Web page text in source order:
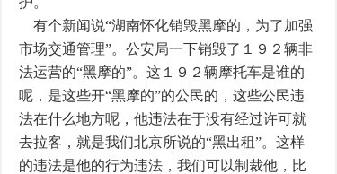
有个新闻说“湖南怀化销毁黑摩的，为了加强
市场交通管理”。公安局一下销毁了１９２辆非
法运营的“黑摩的”。这１９２辆摩托车是谁的
呢，是这些开“黑摩的”的公民的，这些公民违
法在什么地方呢，他违法在于没有经过许可就
去拉客，就是我们北京所说的“黑出租”。这样
的违法是他的行为违法，我们可以制裁他，比